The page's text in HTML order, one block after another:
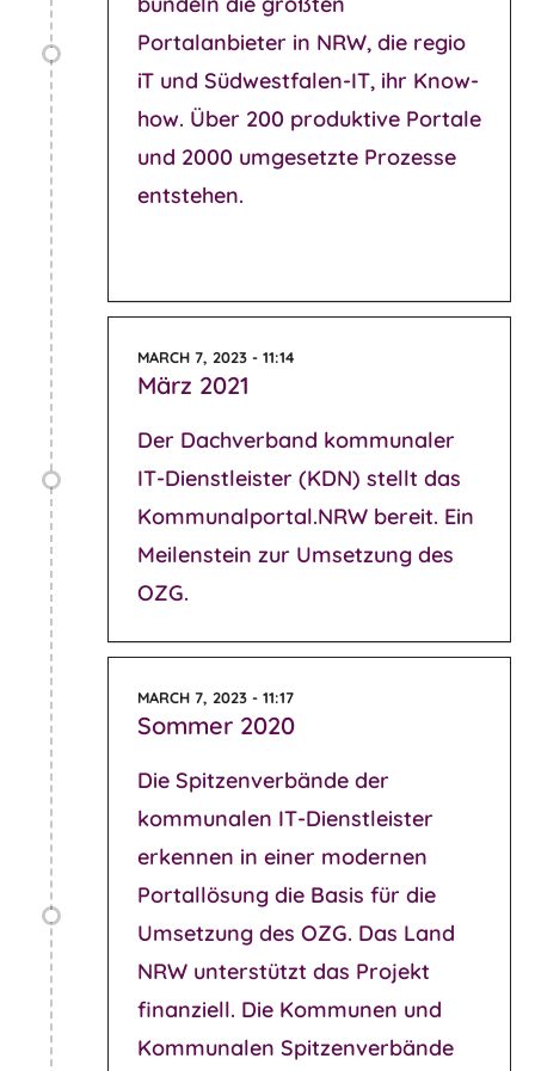
Portalanbieter in NRW, die regio
iT und Südwestfalen-IT, ihr Know-
how. Über 200 produktive Portale
und 2000 umgesetzte Prozesse
entstehen.
MARCH 7, 2023 - 11:14
März 2021
Der Dachverband kommunaler
IT-Dienstleister (KDN) stellt das
Kommunalportal.NRW bereit. Ein
Meilenstein zur Umsetzung des
OZG.
MARCH 7, 2023 - 11:17
Sommer 2020
Die Spitzenverbände der
kommunalen IT-Dienstleister
erkennen in einer modernen
Portallösung die Basis für die
Umsetzung des OZG. Das Land
NRW unterstützt das Projekt
finanziell. Die Kommunen und
Kommunalen Spitzenverbände